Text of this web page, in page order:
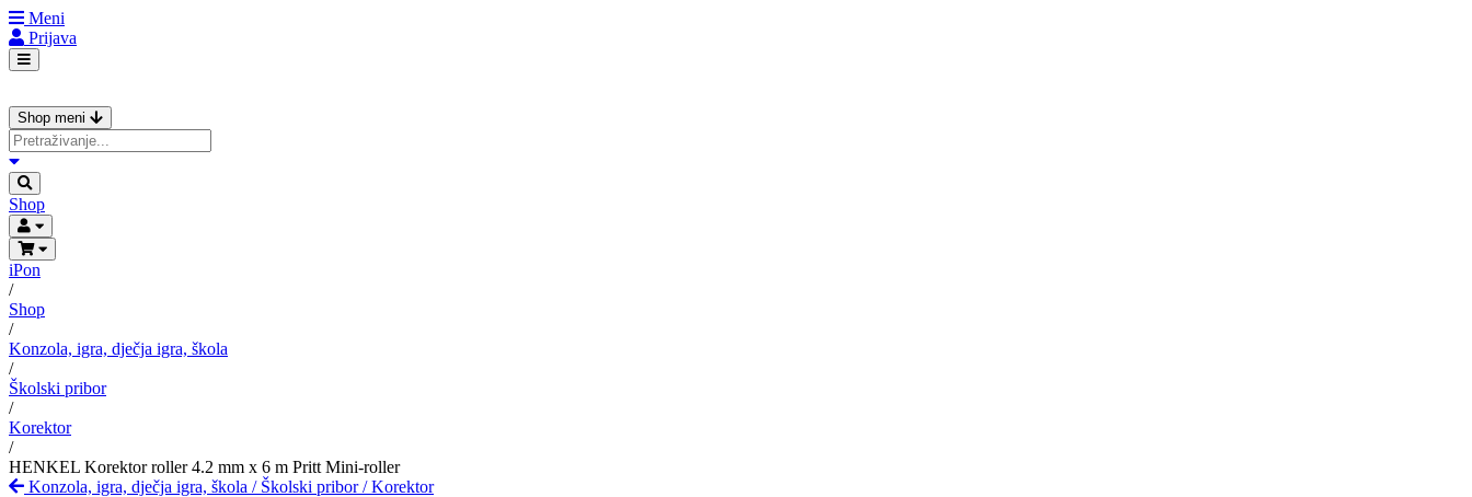
Meni
Prijava
Shop meni
Shop
iPon
/
Shop
/
Konzola, igra, dječja igra, škola
/
Školski pribor
/
Korektor
/
HENKEL Korektor roller 4.2 mm x 6 m Pritt Mini-roller
Konzola, igra, dječja igra, škola / Školski pribor/Korektor